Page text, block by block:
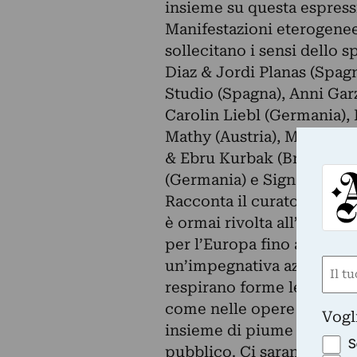
insieme su questa
Manifestazioni
sollecitano i sensi dello
Diaz & Jordi Planas
Studio (Spagna), Anni
Carolin Liebl (Germania),
Mathy (Austria), Morast
& Ebru Kurbak (Brasile-
(Germania) e Signal to
Racconta il curatore
è ormai rivolta all’
per l’Europa fino ad
un’impegnativa azione
respirano forme leggere
come nelle opere di
insieme di piume crea
pubblico. Ci saranno poi
Nome